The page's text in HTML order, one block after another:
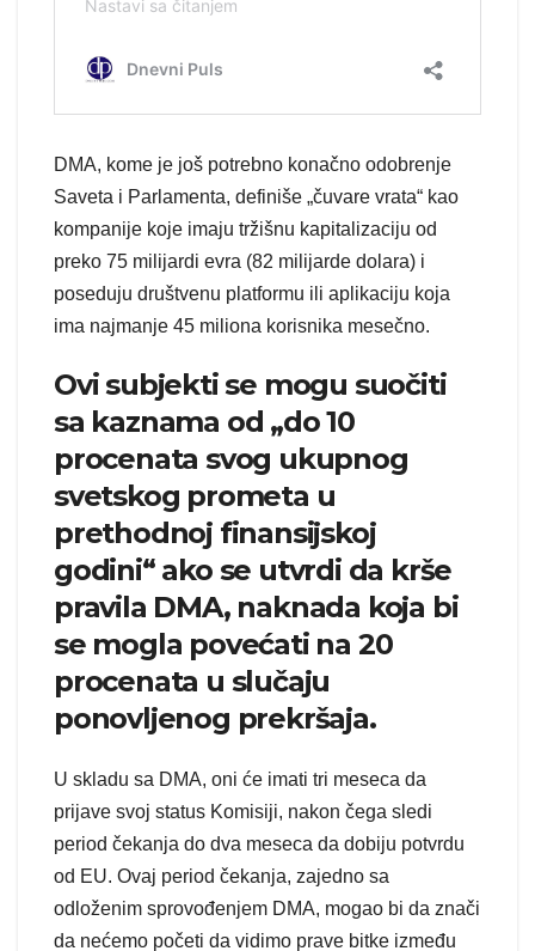
DMA, kome je još potrebno konačno odobrenje
Saveta i Parlamenta, definiše „čuvare vrata“ kao
kompanije koje imaju tržišnu kapitalizaciju od
preko 75 milijardi evra (82 milijarde dolara) i
poseduju društvenu platformu ili aplikaciju koja
ima najmanje 45 miliona korisnika mesečno.
Ovi subjekti se mogu suočiti
sa kaznama od „do 10
procenata svog ukupnog
svetskog prometa u
prethodnoj finansijskoj
godini“ ako se utvrdi da krše
pravila DMA, naknada koja bi
se mogla povećati na 20
procenata u slučaju
ponovljenog prekršaja.
U skladu sa DMA, oni će imati tri meseca da
prijave svoj status Komisiji, nakon čega sledi
period čekanja do dva meseca da dobiju potvrdu
od EU. Ovaj period čekanja, zajedno sa
odloženim sprovođenjem DMA, mogao bi da znači
da nećemo početi da vidimo prave bitke između